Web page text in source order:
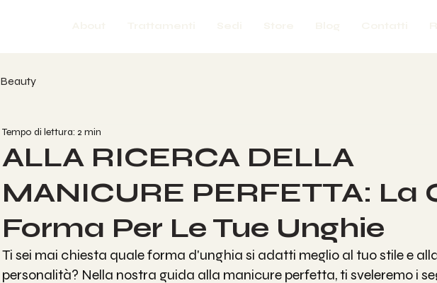
Beauty
ALLA RICERCA DELLA
MANICURE PERFETTA: La
Forma Per Le Tue Unghie
Tempo di lettura: 2 min
Ti sei mai chiesta quale forma d'unghia si adatti meglio al tuo stile e
personalità? Nella nostra guida alla manicure perfetta, ti sveleremo i